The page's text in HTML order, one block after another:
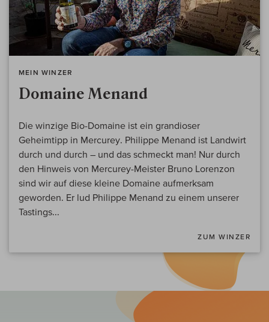
MEIN WINZER
Domaine Menand
Die winzige Bio-Domaine ist ein grandioser
Geheimtipp in Mercurey. Philippe Menand ist Landwirt
durch und durch – und das schmeckt man! Nur durch
den Hinweis von Mercurey-Meister Bruno Lorenzon
sind wir auf diese kleine Domaine aufmerksam
geworden. Er lud Philippe Menand zu einem unserer
Tastings...
ZUM WINZER